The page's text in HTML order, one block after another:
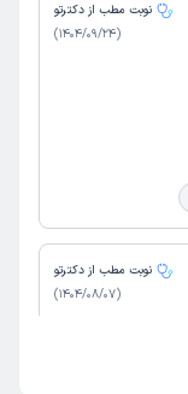
نوبت مطب از دکترتو
(
1404/09/24
)
نوبت مطب از دکترتو
(
1404/08/07
)